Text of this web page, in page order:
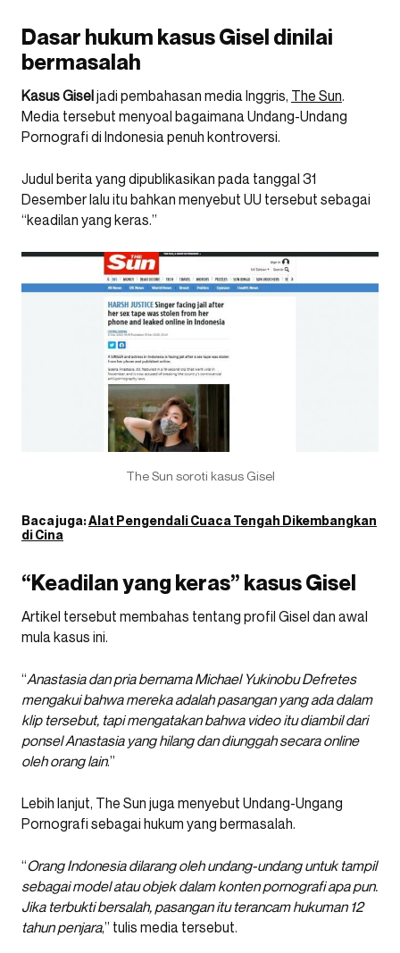
Dasar hukum kasus Gisel dinilai
bermasalah
Kasus Giseljadi pembahasan media Inggris, The Sun.
Media tersebut menyoal bagaimana Undang-Undang
Pornografi di Indonesia penuh kontroversi.
Judul berita yang dipublikasikan pada tanggal 31
Desember lalu itu bahkan menyebut UU tersebut sebagai
“keadilan yang keras.”
The Sun soroti kasus Gisel
Baca juga:Alat Pengendali Cuaca Tengah Dikembangkan
di Cina
“Keadilan yang keras” kasus Gisel
Artikel tersebut membahas tentang profil Gisel dan awal
mula kasus ini.
“Anastasia dan pria bernama Michael Yukinobu Defretes
mengakui bahwa mereka adalah pasangan yang ada dalam
klip tersebut, tapi mengatakan bahwa video itu diambil dari
ponsel Anastasia yang hilang dan diunggah secara online
oleh orang lain.”
Lebih lanjut, The Sun juga menyebut Undang-Ungang
Pornografi sebagai hukum yang bermasalah.
“Orang Indonesia dilarang oleh undang-undang untuk tampil
sebagai model atau objek dalam konten pornografi apa pun.
Jika terbukti bersalah, pasangan itu terancam hukuman 12
tahun penjara,” tulis media tersebut.